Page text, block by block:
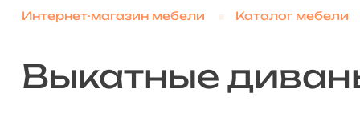
Интернет-магазин мебели Каталог мебели
Выкатные